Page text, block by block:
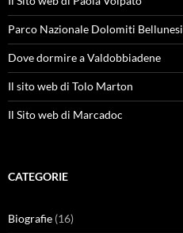
Parco Nazionale Dolomiti Bellunesi
Dove dormire a Valdobbiadene
Il sito web di Tolo Marton
Il Sito web di Marcadoc
CATEGORIE
Biografie (16)